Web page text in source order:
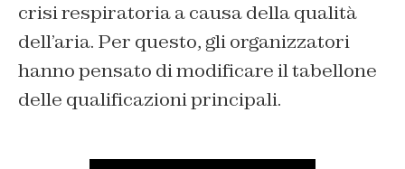
crisi respiratoria a causa della qualità
dell’aria. Per questo, gli organizzatori
hanno pensato di modificare il tabellone
delle qualificazioni principali.